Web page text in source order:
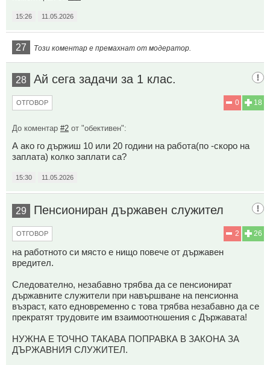
15:26 11.05.2026
27 Този коментар е премахнат от модератор.
28 Ай сега задачи за 1 клас.
18
0
ОТГОВОР
До коментар #2 от "обективен":
А ако го държиш 10 или 20 години на работа(по -скоро на
заплата) колко заплати са?
15:30 11.05.2026
29 Пенсиониран държавен служител
26
2
ОТГОВОР
на работното си място е нищо повече от държавен
вредител.
Следователно, незабавно трябва да се пенсионират
държавните служители при навършване на пенсионна
възраст, като едновременно с това трябва незабавно да се
прекратят трудовите им взаимоотношения с Държавата!
НУЖНА Е ТОЧНО ТАКАВА ПОПРАВКА В ЗАКОНА ЗА
ДЪРЖАВНИЯ СЛУЖИТЕЛ.